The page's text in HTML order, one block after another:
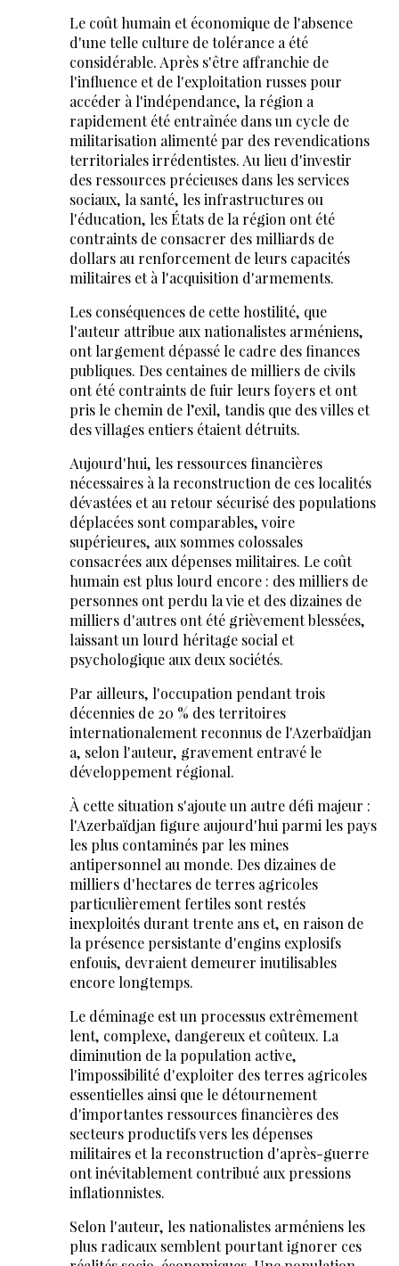
Le coût humain et économique de l'absence
d'une telle culture de tolérance a été
considérable. Après s'être affranchie de
l'influence et de l'exploitation russes pour
accéder à l'indépendance, la région a
rapidement été entraînée dans un cycle de
militarisation alimenté par des revendications
territoriales irrédentistes. Au lieu d'investir
des ressources précieuses dans les services
sociaux, la santé, les infrastructures ou
l'éducation, les États de la région ont été
contraints de consacrer des milliards de
dollars au renforcement de leurs capacités
militaires et à l'acquisition d'armements.
Les conséquences de cette hostilité, que
l'auteur attribue aux nationalistes arméniens,
ont largement dépassé le cadre des finances
publiques. Des centaines de milliers de civils
ont été contraints de fuir leurs foyers et ont
pris le chemin de l’exil, tandis que des villes et
des villages entiers étaient détruits.
Aujourd'hui, les ressources financières
nécessaires à la reconstruction de ces localités
dévastées et au retour sécurisé des populations
déplacées sont comparables, voire
supérieures, aux sommes colossales
consacrées aux dépenses militaires. Le coût
humain est plus lourd encore : des milliers de
personnes ont perdu la vie et des dizaines de
milliers d'autres ont été grièvement blessées,
laissant un lourd héritage social et
psychologique aux deux sociétés.
Par ailleurs, l'occupation pendant trois
décennies de 20 % des territoires
internationalement reconnus de l'Azerbaïdjan
a, selon l'auteur, gravement entravé le
développement régional.
À cette situation s'ajoute un autre défi majeur :
l'Azerbaïdjan figure aujourd'hui parmi les pays
les plus contaminés par les mines
antipersonnel au monde. Des dizaines de
milliers d'hectares de terres agricoles
particulièrement fertiles sont restés
inexploités durant trente ans et, en raison de
la présence persistante d'engins explosifs
enfouis, devraient demeurer inutilisables
encore longtemps.
Le déminage est un processus extrêmement
lent, complexe, dangereux et coûteux. La
diminution de la population active,
l'impossibilité d'exploiter des terres agricoles
essentielles ainsi que le détournement
d'importantes ressources financières des
secteurs productifs vers les dépenses
militaires et la reconstruction d'après-guerre
ont inévitablement contribué aux pressions
inflationnistes.
Selon l'auteur, les nationalistes arméniens les
plus radicaux semblent pourtant ignorer ces